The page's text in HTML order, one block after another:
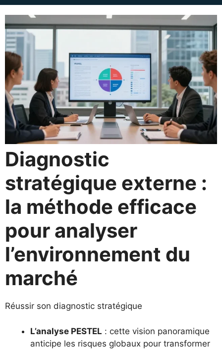
Diagnostic
stratégique externe :
la méthode efficace
pour analyser
l’environnement du
marché
Réussir son diagnostic stratégique
L’analyse PESTEL : cette vision panoramique
anticipe les risques globaux pour transformer